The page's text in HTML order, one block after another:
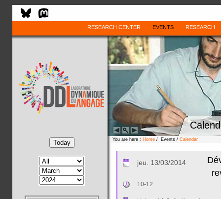
RESEARCH CENTER EVENTS RESEARCH
You are here : Home / Events / Calendar
jeu. 13/03/2014
10-12